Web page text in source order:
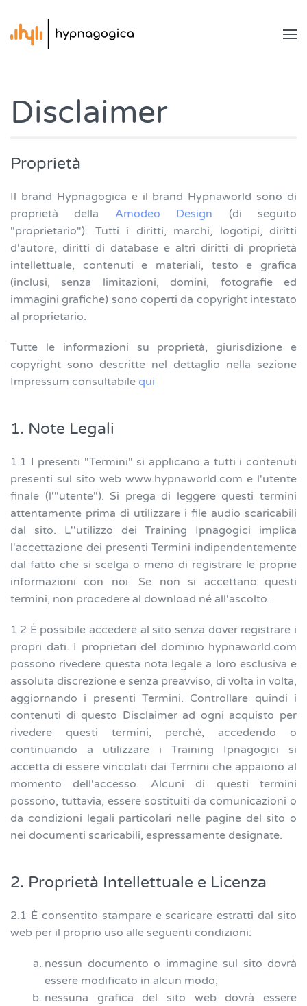
Disclaimer
Proprietà
Il brand Hypnagogica e il brand Hypnaworld sono di
proprietà della Amodeo Design (di seguito
"proprietario"). Tutti i diritti, marchi, logotipi, diritti
d'autore, diritti di database e altri diritti di proprietà
intellettuale, contenuti e materiali, testo e grafica
(inclusi, senza limitazioni, domini, fotografie ed
immagini grafiche) sono coperti da copyright intestato
al proprietario.
Tutte le informazioni su proprietà, giurisdizione e
copyright sono descritte nel dettaglio nella sezione
Impressum consultabile qui
1. Note Legali
1.1 I presenti "Termini" si applicano a tutti i contenuti
presenti sul sito web www.hypnaworld.com e l'utente
finale (l'"utente"). Si prega di leggere questi termini
attentamente prima di utilizzare i file audio scaricabili
dal sito. L''utilizzo dei Training Ipnagogici implica
l'accettazione dei presenti Termini indipendentemente
dal fatto che si scelga o meno di registrare le proprie
informazioni con noi. Se non si accettano questi
termini, non procedere al download né all'ascolto.
1.2 È possibile accedere al sito senza dover registrare i
propri dati. I proprietari del dominio hypnaworld.com
possono rivedere questa nota legale a loro esclusiva e
assoluta discrezione e senza preavviso, di volta in volta,
aggiornando i presenti Termini. Controllare quindi i
contenuti di questo Disclaimer ad ogni acquisto per
rivedere questi termini, perché, accedendo o
continuando a utilizzare i Training Ipnagogici si
accetta di essere vincolati dai Termini che appaiono al
momento dell'accesso. Alcuni di questi termini
possono, tuttavia, essere sostituiti da comunicazioni o
da condizioni legali particolari nelle pagine del sito o
nei documenti scaricabili, espressamente designate.
2. Proprietà Intellettuale e Licenza
2.1 È consentito stampare e scaricare estratti dal sito
web per il proprio uso alle seguenti condizioni:
nessun documento o immagine sul sito dovrà
essere modificato in alcun modo;
nessuna grafica del sito web dovrà essere